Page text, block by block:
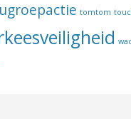
tomtom